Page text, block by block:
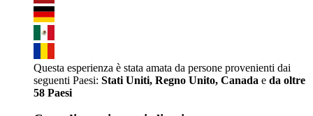
Questa esperienza è stata amata da persone provenienti dai
seguenti Paesi: Stati Uniti, Regno Unito, Canada e da oltre
58 Paesi